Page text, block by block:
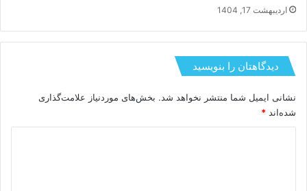
اردیبهشت 17, 1404
دیدگاهتان را بنویسید
نشانی ایمیل شما منتشر نخواهد شد. بخش‌های موردنیاز علامت‌گذاری
شده‌اند *